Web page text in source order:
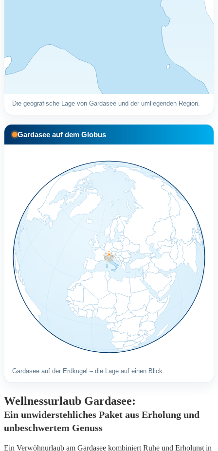
Die geografische Lage von Gardasee und der umliegenden Region.
Gardasee auf dem Globus
Gardasee auf der Erdkugel – die Lage auf einen Blick.
Wellnessurlaub Gardasee:
Ein unwiderstehliches Paket aus Erholung und
unbeschwertem Genuss
Ein Verwöhnurlaub am Gardasee kombiniert Ruhe und Erholung in